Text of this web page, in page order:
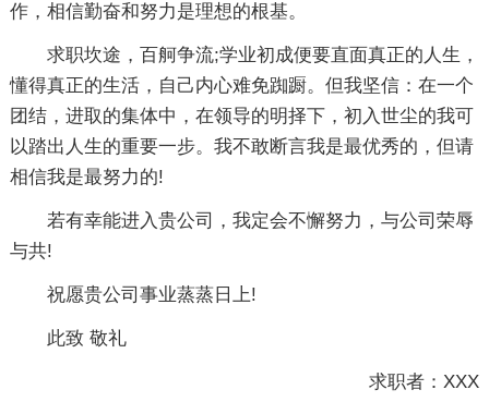
作，相信勤奋和努力是理想的根基。
求职坎途，百舸争流;学业初成便要直面真正的人生，
懂得真正的生活，自己内心难免踟蹰。但我坚信：在一个
团结，进取的集体中，在领导的明择下，初入世尘的我可
以踏出人生的重要一步。我不敢断言我是最优秀的，但请
相信我是最努力的!
若有幸能进入贵公司，我定会不懈努力，与公司荣辱
与共!
祝愿贵公司事业蒸蒸日上!
此致 敬礼
求职者：XXX